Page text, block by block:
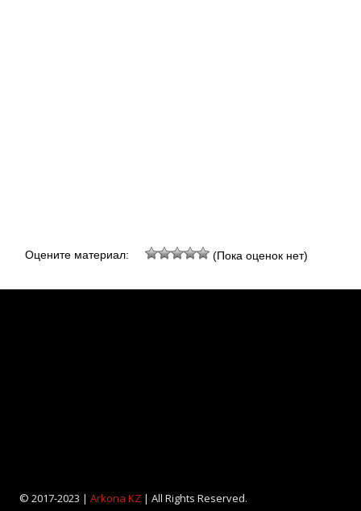
Оцените материал: (Пока оценок нет)
© 2017-2023 | Arkona KZ| All Rights Reserved.